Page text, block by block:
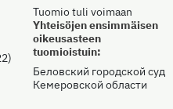
Tuomio tuli voimaan
Yhteisöjen ensimmäisen
oikeusasteen
tuomioistuin:
Беловский городской суд
Кемеровской области